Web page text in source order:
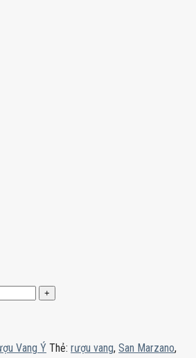
Vang Ý Thẻ: rượu vang, San Marzano,